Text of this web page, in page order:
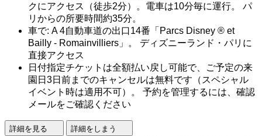
クにアクセス（徒歩2分）。電車は10分毎に運行。 パ
リからの所要時間約35分。
車で: A 4自動車道の出口14番「Parcs Disney ® et
Bailly - Romainvilliers」。 ディズニーランド・パリに
直接アクセス
日付指定チケットは全額払い戻し可能で、ご予定の来
園日3日前までのキャンセルは無料です（スペシャル
イベント時は適用不可）。 予約を管理するには、確認
メールをご確認ください
詳細を見る 詳細をしまう